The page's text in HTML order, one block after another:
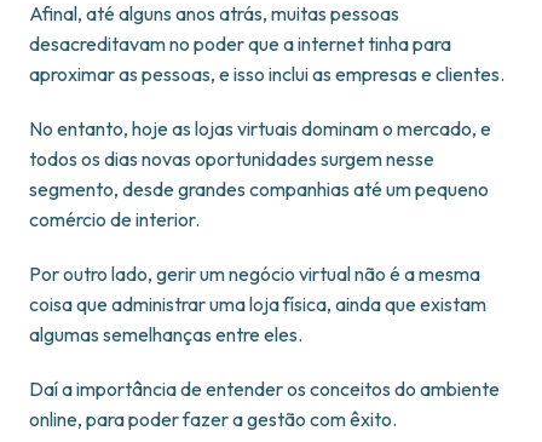
Afinal, até alguns anos atrás, muitas pessoas
desacreditavam no poder que a internet tinha para
aproximar as pessoas, e isso inclui as empresas e clientes.
No entanto, hoje as lojas virtuais dominam o mercado, e
todos os dias novas oportunidades surgem nesse
segmento, desde grandes companhias até um pequeno
comércio de interior.
Por outro lado, gerir um negócio virtual não é a mesma
coisa que administrar uma loja física, ainda que existam
algumas semelhanças entre eles.
Daí a importância de entender os conceitos do ambiente
online, para poder fazer a gestão com êxito.